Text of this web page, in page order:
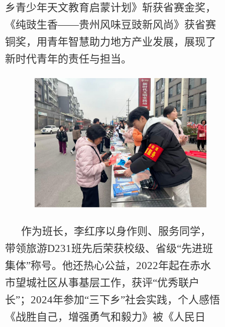
乡青少年天文教育启蒙计划》斩获省赛金奖，
《纯豉生香——贵州风味豆豉新风尚》获省赛
铜奖，用青年智慧助力地方产业发展，展现了
新时代青年的责任与担当。
作为班长，李红序以身作则、服务同学，
带领旅游D231班先后荣获校级、省级“先进班
集体”称号。他还热心公益，2022年起在赤水
市望城社区从事基层工作，获评“优秀联户
长”；2024年参加“三下乡”社会实践，个人感悟
《战胜自己，增强勇气和毅力》被《人民日